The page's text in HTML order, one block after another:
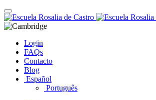
Skip
to
content
Toggle
navigation
Login
FAQs
Contacto
Blog
Español
Português